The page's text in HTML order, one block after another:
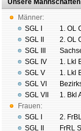
Unsere Mannschaften
Männer:
SGL I
SGL II
SGL III
SGL IV
SGL V
SGL VI
SGL VII
Frauen:
SGL I
SGL II
1. OL
2. OL
1. Lkl
1. Lkl
1. Bkl
2.
FrRL